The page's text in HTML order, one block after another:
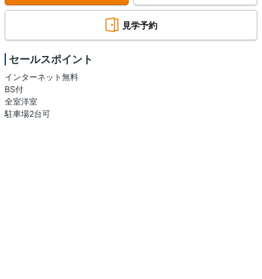
見学予約
セールスポイント
インターネット無料
BS付
全室洋室
駐車場2台可